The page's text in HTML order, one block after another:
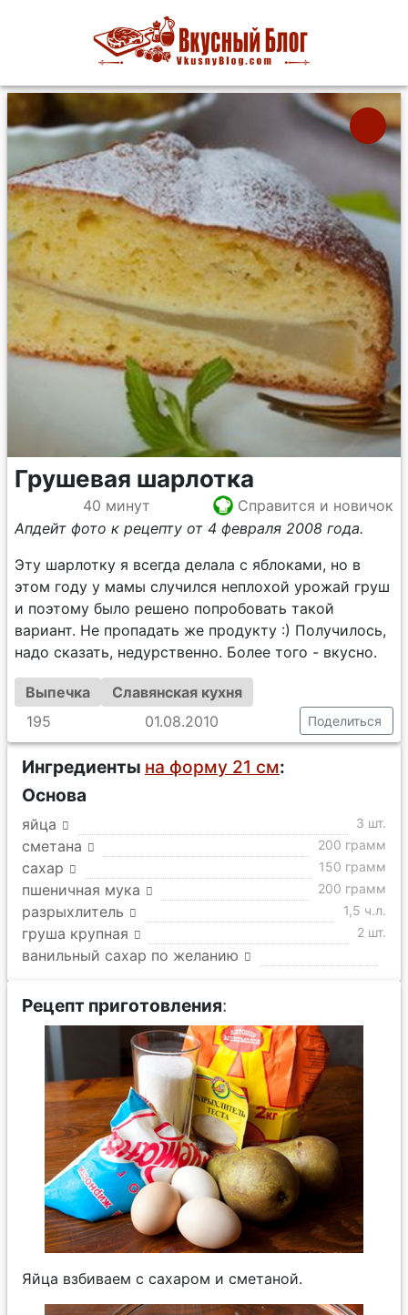
Грушевая шарлотка
40 минут
Справится и новичок
Апдейт фото к рецепту от 4 февраля 2008 года.
Эту шарлотку я всегда делала с яблоками, но в
этом году у мамы случился неплохой урожай груш
и поэтому было решено попробовать такой
вариант. Не пропадать же продукту :) Получилось,
надо сказать, недурственно. Более того - вкусно.
Выпечка
Славянская кухня
195
01.08.2010 Поделиться
Ингредиенты на форму 21 см:
Основа
яйца 3 шт.
сметана 200 грамм
сахар 150 грамм
пшеничная мука 200 грамм
разрыхлитель 1,5 ч.л.
груша крупная 2 шт.
ванильный сахар по желанию
Рецепт приготовления:
Яйца взбиваем с сахаром и сметаной.